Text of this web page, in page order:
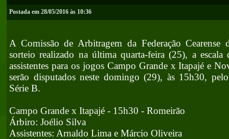
Postada em 28/05/2016 às 10:36
A Comissão de Arbitragem da Federação
sorteio realizado na última quarta-feira (25), a escala
assistentes para os jogos Campo Grande x Itapajé e
serão disputados neste domingo (29), às 15h30, pelo
Série B.
Campo Grande x Itapajé - 15h30 - Romeirão
Árbiro: Joélio Silva
Assistentes: Arnaldo Lima e Márcio Oliveira